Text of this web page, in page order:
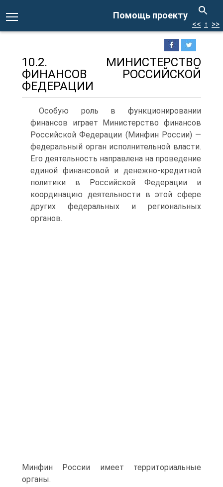
Помощь проекту
<< ↑ >>
10.2. МИНИСТЕРСТВО
ФИНАНСОВ РОССИЙСКОЙ
ФЕДЕРАЦИИ
Особую роль в функционировании
финансов играет Министер­ство финансов
Российской Федерации (Минфин России) —
феде­ральный орган исполнительной власти.
Его деятельность направле­на на проведение
единой финансовой и денежно-кредитной
поли­тики в Российской Федерации и
координацию деятельности в этой сфере
других федеральных и региональных
органов.
Минфин Рос­сии имеет территориальные
органы.